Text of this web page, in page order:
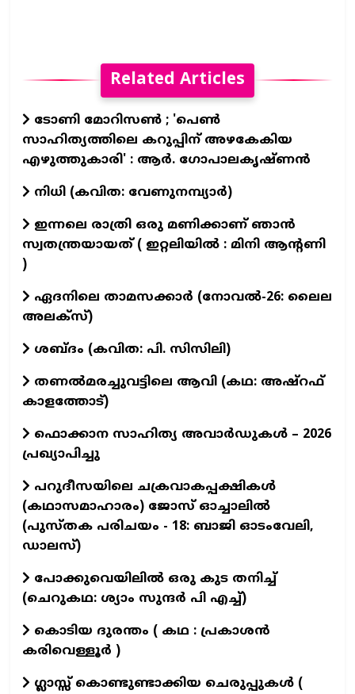
Related Articles
ടോണി മോറിസൺ ; 'പെൺ
സാഹിത്യത്തിലെ കറുപ്പിന് അഴകേകിയ
എഴുത്തുകാരി' : ആർ. ഗോപാലകൃഷ്ണൻ
നിധി (കവിത: വേണുനമ്പ്യാർ)
ഇന്നലെ രാത്രി ഒരു മണിക്കാണ് ഞാൻ
സ്വതന്ത്രയായത് ( ഇറ്റലിയിൽ : മിനി ആന്റണി
)
ഏദനിലെ താമസക്കാർ (നോവല്‍-26: ലൈല
അലക്‌സ്)
ശബ്ദം (കവിത: പി. സിസിലി)
തണൽമരച്ചുവട്ടിലെ ആവി (കഥ: അഷ്‌റഫ്
കാളത്തോട്)
ഫൊക്കാന സാഹിത്യ അവാർഡുകൾ – 2026
പ്രഖ്യാപിച്ചു
പറുദീസയിലെ ചക്രവാകപ്പക്ഷികൾ
(കഥാസമാഹാരം) ജോസ് ഓച്ചാലിൽ
(പുസ്തക പരിചയം - 18: ബാജി ഓടംവേലി,
ഡാലസ്)
പോക്കുവെയിലിൽ ഒരു കുട തനിച്ച്
(ചെറുകഥ: ശ്യാം സുന്ദര്‍ പി എച്ച്)
കൊടിയ ദുരന്തം ( കഥ : പ്രകാശൻ
കരിവെള്ളൂർ )
ഗ്ലാസ്സ് കൊണ്ടുണ്ടാക്കിയ ചെരുപ്പുകൾ (